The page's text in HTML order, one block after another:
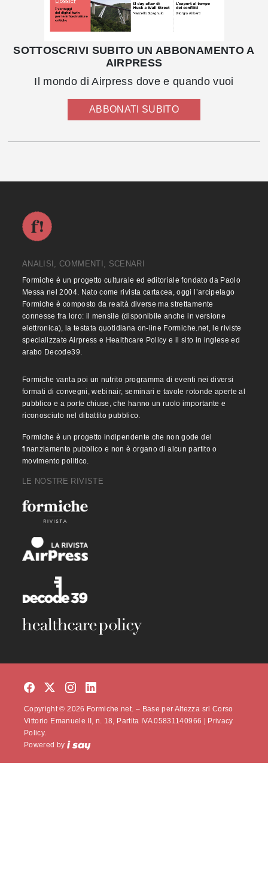
SOTTOSCRIVI SUBITO UN ABBONAMENTO A
AIRPRESS
Il mondo di Airpress dove e quando vuoi
ABBONATI SUBITO
ANALISI, COMMENTI, SCENARI
Formiche è un progetto culturale ed editoriale fondato da Paolo
Messa nel 2004. Nato come rivista cartacea, oggi l’arcipelago
Formiche è composto da realtà diverse ma strettamente
connesse fra loro: il mensile (disponibile anche in versione
elettronica), la testata quotidiana on-line Formiche.net, le riviste
specializzate Airpress e Healthcare Policy e il sito in inglese ed
arabo Decode39.
Formiche vanta poi un nutrito programma di eventi nei diversi
formati di convegni, webinair, seminari e tavole rotonde aperte al
pubblico e a porte chiuse, che hanno un ruolo importante e
riconosciuto nel dibattito pubblico.
Formiche è un progetto indipendente che non gode del
finanziamento pubblico e non è organo di alcun partito o
movimento politico.
LE NOSTRE RIVISTE
Copyright © 2026 Formiche.net. – Base per Altezza srl Corso
Vittorio Emanuele II, n. 18, Partita IVA 05831140966 |
Privacy
Policy.
Powered by